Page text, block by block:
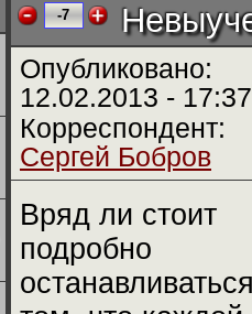
-7
Опубликовано:
12.02.2013 - 17:37
Корреспондент:
Сергей Бобров
Вряд ли стоит
подробно